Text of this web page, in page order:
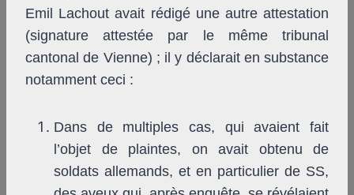
Emil Lachout avait rédigé une autre attestation
(signature attestée par le même tribunal
cantonal de Vienne) ; il y déclarait en substance
notamment ceci :
Dans de multiples cas, qui avaient fait
l’objet de plaintes, on avait obtenu de
soldats allemands, et en particulier de SS,